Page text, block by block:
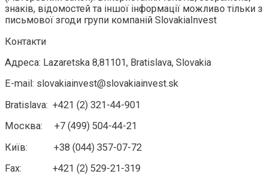
знаків, відомостей та іншої інформації можливо тільки з
письмової згоди групи компаній SlovakiaInvest
Контакти
Адреса: Lazaretska 8,81101, Bratislava, Slovakia
E-mail: slovakiainvest@slovakiainvest.sk
Bratislava: +421 (2) 321-44-901
Москва: +7 (499) 504-44-21
Київ: +38 (044) 357-07-72
Fax: +421 (2) 529-21-319